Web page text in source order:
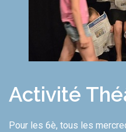
Activité
Pour les 6è, tous les